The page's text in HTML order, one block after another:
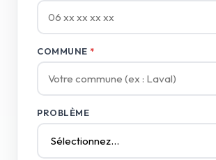
COMMUNE *
PROBLÈME